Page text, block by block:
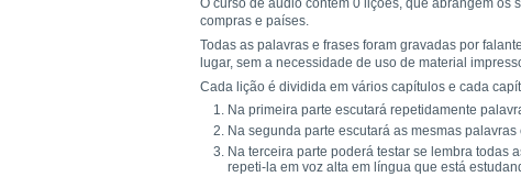
O curso de áudio contém 0 lições, que abrangem os
compras e países.
Todas as palavras e frases foram gravadas por
lugar, sem a necessidade de uso de material
Cada lição é dividida em vários capítulos e cada
Na primeira parte escutará repetidamente
Na segunda parte escutará as mesmas
Na terceira parte poderá testar se lembra todas
repeti-la em voz alta em língua que está